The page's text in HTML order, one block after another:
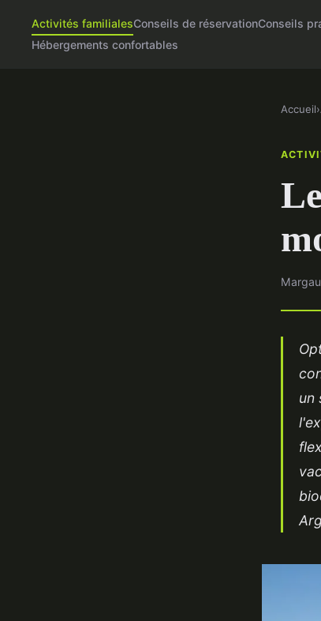
Activités familialesConseils de réservationConseils
Hébergements confortables
Accueil›
un